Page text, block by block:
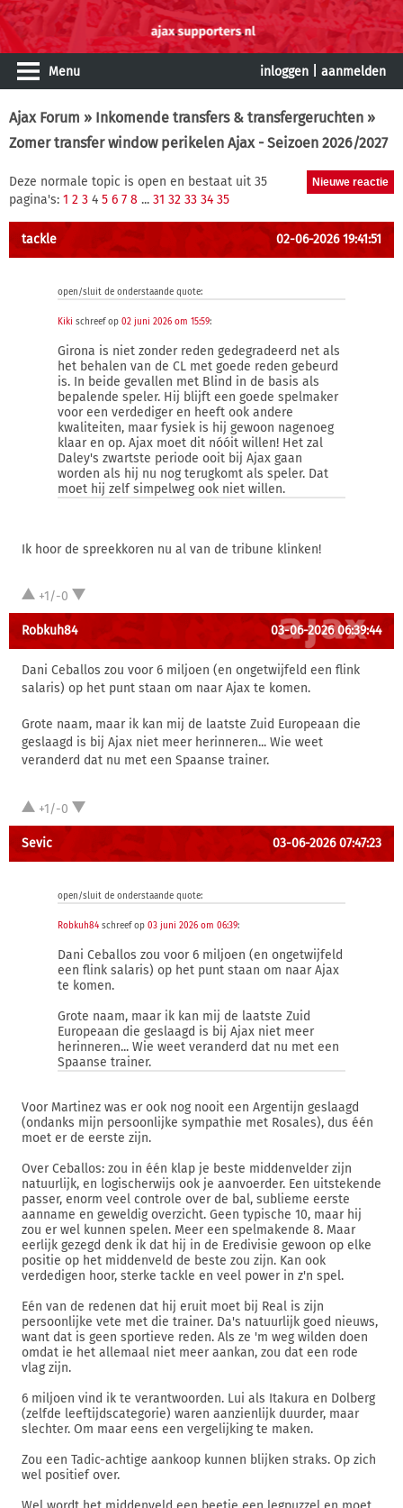
Menu inloggen aanmelden
Ajax Forum » Inkomende transfers & transfergeruchten »
Zomer transfer window perikelen Ajax - Seizoen 2026/2027
Deze normale topic is open en bestaat uit 35
pagina's: 1 2 3 4 5 6 7 8 ... 31 32 33 34 35
tackle 02-06-2026 19:41:51
open/sluit de onderstaande quote:
Kiki schreef op 02 juni 2026 om 15:59:
Girona is niet zonder reden gedegradeerd net als
het behalen van de CL met goede reden gebeurd
is. In beide gevallen met Blind in de basis als
bepalende speler. Hij blijft een goede spelmaker
voor een verdediger en heeft ook andere
kwaliteiten, maar fysiek is hij gewoon nagenoeg
klaar en op. Ajax moet dit nóóit willen! Het zal
Daley's zwartste periode ooit bij Ajax gaan
worden als hij nu nog terugkomt als speler. Dat
moet hij zelf simpelweg ook niet willen.
Ik hoor de spreekkoren nu al van de tribune klinken!
+1/-0
Robkuh84 03-06-2026 06:39:44
Dani Ceballos zou voor 6 miljoen (en ongetwijfeld een flink
salaris) op het punt staan om naar Ajax te komen.
Grote naam, maar ik kan mij de laatste Zuid Europeaan die
geslaagd is bij Ajax niet meer herinneren... Wie weet
veranderd dat nu met een Spaanse trainer.
+1/-0
Sevic 03-06-2026 07:47:23
open/sluit de onderstaande quote:
Robkuh84 schreef op 03 juni 2026 om 06:39:
Dani Ceballos zou voor 6 miljoen (en ongetwijfeld
een flink salaris) op het punt staan om naar Ajax
te komen.
Grote naam, maar ik kan mij de laatste Zuid
Europeaan die geslaagd is bij Ajax niet meer
herinneren... Wie weet veranderd dat nu met een
Spaanse trainer.
Voor Martinez was er ook nog nooit een Argentijn geslaagd
(ondanks mijn persoonlijke sympathie met Rosales), dus één
moet er de eerste zijn.
Over Ceballos: zou in één klap je beste middenvelder zijn
natuurlijk, en logischerwijs ook je aanvoerder. Een uitstekende
passer, enorm veel controle over de bal, sublieme eerste
aanname en geweldig overzicht. Geen typische 10, maar hij
zou er wel kunnen spelen. Meer een spelmakende 8. Maar
eerlijk gezegd denk ik dat hij in de Eredivisie gewoon op elke
positie op het middenveld de beste zou zijn. Kan ook
verdedigen hoor, sterke tackle en veel power in z'n spel.
Eén van de redenen dat hij eruit moet bij Real is zijn
persoonlijke vete met die trainer. Da's natuurlijk goed nieuws,
want dat is geen sportieve reden. Als ze 'm weg wilden doen
omdat ie het allemaal niet meer aankan, zou dat een rode
vlag zijn.
6 miljoen vind ik te verantwoorden. Lui als Itakura en Dolberg
(zelfde leeftijdscategorie) waren aanzienlijk duurder, maar
slechter. Om maar eens een vergelijking te maken.
Zou een Tadic-achtige aankoop kunnen blijken straks. Op zich
wel positief over.